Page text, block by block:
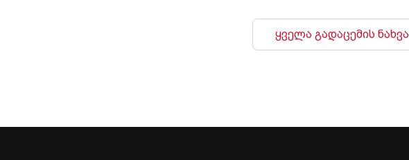
ყველა გადაცემის ნახვა